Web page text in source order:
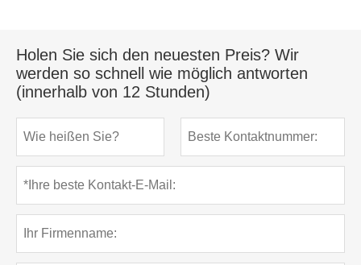
Holen Sie sich den neuesten Preis? Wir
werden so schnell wie möglich antworten
(innerhalb von 12 Stunden)